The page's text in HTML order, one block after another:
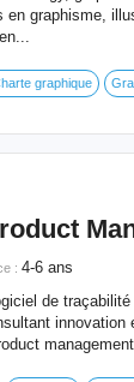
graphisme,
graphique
: 4-6 ans
de
innovation